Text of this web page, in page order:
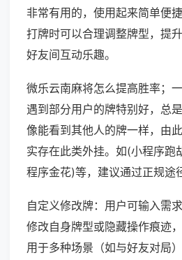
非常有用的，使用起来简单便
打牌时可以合理调整牌型，提
好友间互动乐趣。
微乐云南麻将怎么提高胜率；
遇到部分用户的牌特别好，总
像能看到其他人的牌一样，由
实存在此类外挂。如(小程序跑
程序金花)等，建议通过正规途
自定义修改牌：用户可输入需
修改自身牌型或隐藏操作痕迹
用于多种场景（如与好友对局